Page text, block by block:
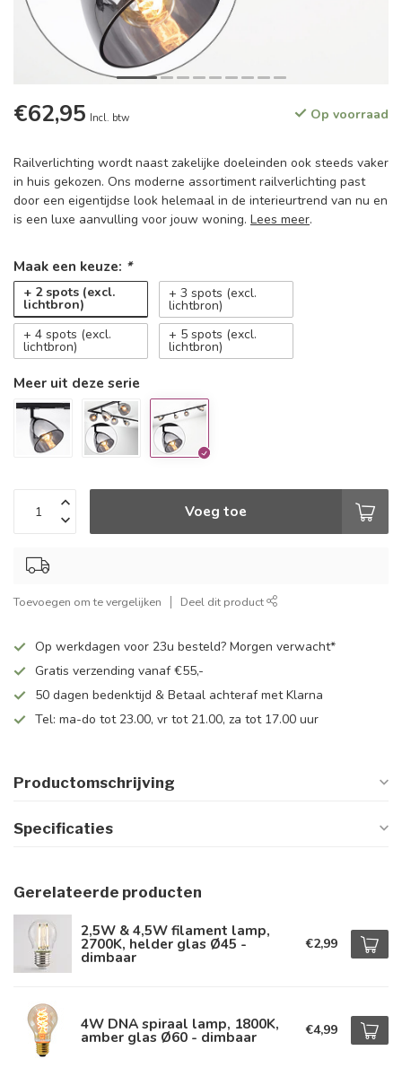
€62,95 Incl. btw Op voorraad
Railverlichting wordt naast zakelijke doeleinden ook steeds vaker
in huis gekozen. Ons moderne assortiment railverlichting past
door een eigentijdse look helemaal in de interieurtrend van nu en
is een luxe aanvulling voor jouw woning. Lees meer.
Maak een keuze: *
+ 2 spots (excl.
lichtbron)
+ 3 spots (excl.
lichtbron)
+ 4 spots (excl.
lichtbron)
+ 5 spots (excl.
lichtbron)
Meer uit deze serie
Voeg toe
Toevoegen om te vergelijken Deel dit product
Op werkdagen voor 23u besteld? Morgen verwacht*
Gratis verzending vanaf €55,-
50 dagen bedenktijd & Betaal achteraf met Klarna
Tel: ma-do tot 23.00, vr tot 21.00, za tot 17.00 uur
Productomschrijving
Specificaties
Gerelateerde producten
2,5W & 4,5W filament lamp,
2700K, helder glas Ø45 -
dimbaar
€2,99
4W DNA spiraal lamp, 1800K,
amber glas Ø60 - dimbaar €4,99